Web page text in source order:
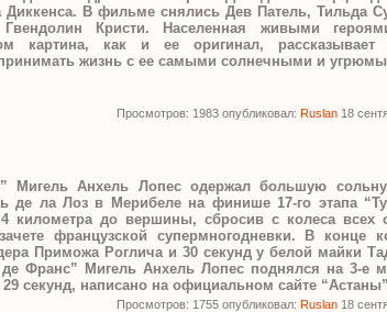
Диккенса. В фильме снялись Дев Патель, Тильда
Кристи. Населенная живыми
картина, как и ее оригинал, рассказывает
принимать жизнь с ее самыми солнечными и
Просмотров: 1983 опубликовал:Ruslan 18
Мигель Анхель Лопес одержал большую
де ла Лоз в Мерибеле на финише 17-го этапа
километра до вершины, сбросив с колеса всех
французской супермногодневки.
В конце
Приможа Роглича и 30 секунд у белой майки
Франс” Мигель Анхель Лопес поднялся на 3-е
секунд, написано на официальном сайте “Астаны”
Просмотров: 1755 опубликовал:Ruslan 18